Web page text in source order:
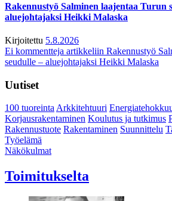
Rakennustyö Salminen laajentaa Turun
aluejohtajaksi Heikki Malaska
Kirjoitettu 5.8.2026
Ei kommentteja artikkeliin Rakennustyö
seudulle – aluejohtajaksi Heikki Malaska
Uutiset
100 tuoreintaArkkitehtuuri
Korjausrakentaminen Koulutus ja tutkimus
Rakennustuote Rakentaminen Suunnittelu
Työelämä
Näkökulmat
Toimitukselta